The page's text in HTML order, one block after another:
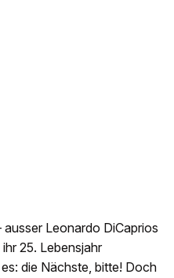
Leonardo DiCaprios
25. Lebensjahr
die Nächste, bitte! Doch